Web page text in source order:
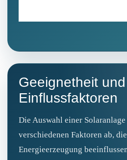
Geeignetheit und
Einflussfaktoren
Die Auswahl einer
verschiedenen Faktoren ab,
Energieerzeugung